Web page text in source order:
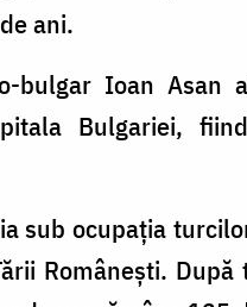
ani.
Ioan Asan
Bulgariei,
sub ocupația
Românești.